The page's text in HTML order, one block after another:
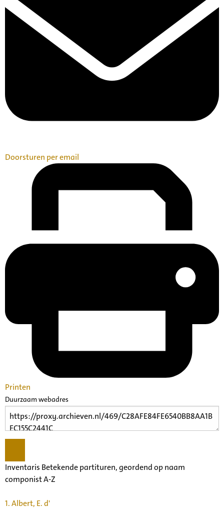
Doorsturen per email
Printen
Duurzaam webadres
Inventaris Betekende partituren, geordend op naam
componist A-Z
1.Albert, E. d'